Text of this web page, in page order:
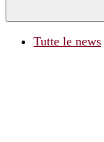
Tutte le news